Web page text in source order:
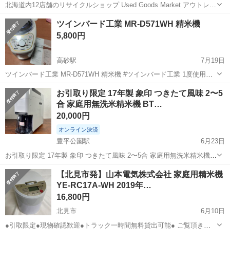
北海道内12店舗のリサイクルショップ Used Goods Market アウトレッ
トモノハウス新道東店です。 -----------------------------------------------------...
北海道 札幌市 新道東駅 キッチン家電
ツインバード工業 MR-D571WH 精米機
5,800円
高砂駅
7月19日
ツインバード工業 MR-D571WH 精米機 #ツインバード工業 1度使用し
ましたが、精米せず玄米で食べる事にしたので、必要なくなりまし
た。 新品に近いです。
北海道 江別市 高砂駅 キッチン家電 玄米
お引取り限定 17年製 象印 つきたて風味 2〜5
合 家庭用無洗米精米機 BT…
20,000円
オンライン決済
豊平公園駅
6月23日
お引取り限定 17年製 象印 つきたて風味 2〜5合 家庭用無洗米精米機
BT-AF05 圧力循環式 -------------------------------------- ・メーカー : 象印 ・
型番 : BT-...
北海道 札幌市 豊平公園駅 キッチン家電 象印
【北見市発】山本電気株式会社 家庭用精米機
YE-RC17A-WH 2019年…
16,800円
北見市
6月10日
●引取限定●現物確認歓迎●トラック一時間無料貸出可能● ご覧頂きあ